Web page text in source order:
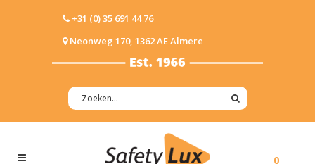
+31 (0) 35 691 44 76
Neonweg 170, 1362 AE Almere
0